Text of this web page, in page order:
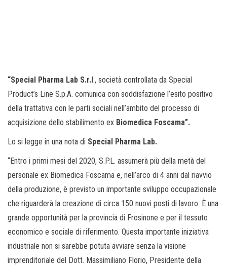
“Special Pharma Lab S.r.l., società controllata da Special
Product’s Line S.p.A. comunica con soddisfazione l’esito positivo
della trattativa con le parti sociali nell’ambito del processo di
acquisizione dello stabilimento ex Biomedica Foscama”.
Lo si legge in una nota di Special Pharma Lab.
“Entro i primi mesi del 2020, S.P.L. assumerà più della metà del
personale ex Biomedica Foscama e, nell’arco di 4 anni dal riavvio
della produzione, è previsto un importante sviluppo occupazionale
che riguarderà la creazione di circa 150 nuovi posti di lavoro. È una
grande opportunità per la provincia di Frosinone e per il tessuto
economico e sociale di riferimento. Questa importante iniziativa
industriale non si sarebbe potuta avviare senza la visione
imprenditoriale del Dott. Massimiliano Florio, Presidente della